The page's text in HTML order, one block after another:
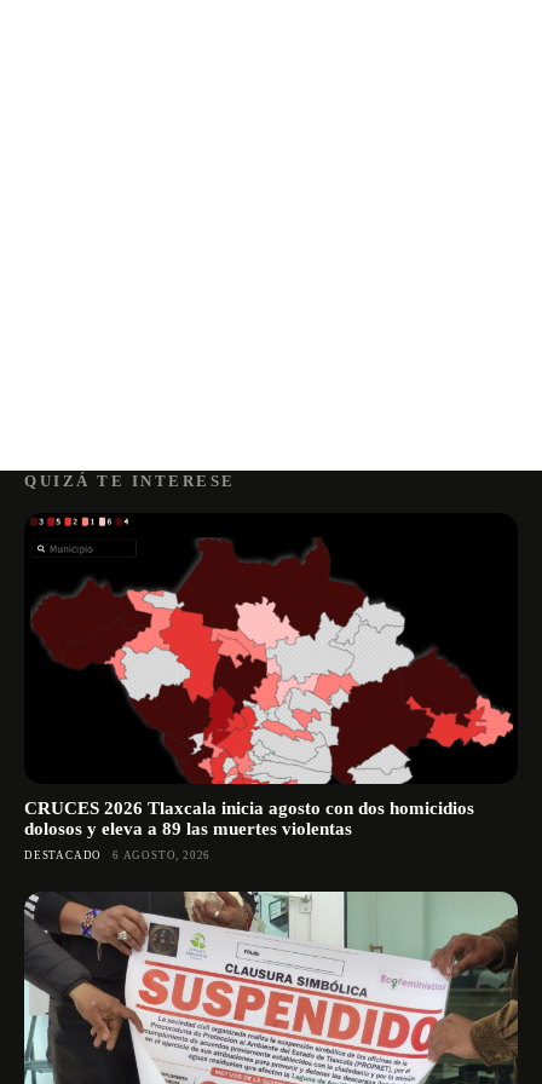
QUIZÁ TE INTERESE
CRUCES 2026 Tlaxcala inicia agosto con dos homicidios
dolosos y eleva a 89 las muertes violentas
DESTACADO 6 AGOSTO, 2026